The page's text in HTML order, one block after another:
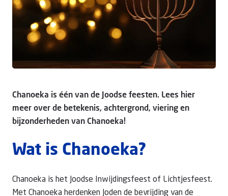
Doneer
Chanoeka is één van de Joodse feesten. Lees hier
meer over de betekenis, achtergrond, viering en
bijzonderheden van Chanoeka!
Wat is Chanoeka?
Chanoeka is het Joodse Inwijdingsfeest of Lichtjesfeest.
Met Chanoeka herdenken Joden de bevrijding van de